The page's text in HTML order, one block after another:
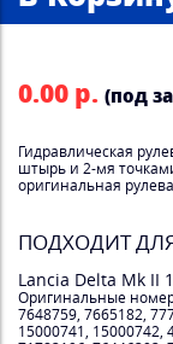
0.00 р. (под
Гидравлическая
штырь и 2-мя
оригинальная
ПОДХОДИТ
Lancia Delta Mk II
Оригинальные
7648759, 7665182,
15000741, 15000742,